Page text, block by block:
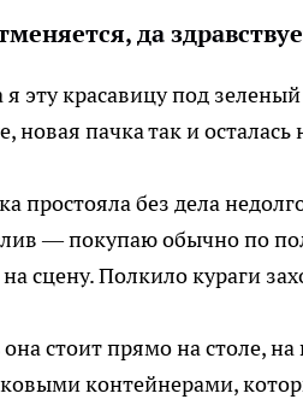
да
я эту красавицу под
новая пачка так и
простояла без дела
— покупаю обычно по
сцену. Полкило кураги
стоит прямо на столе,
контейнерами,